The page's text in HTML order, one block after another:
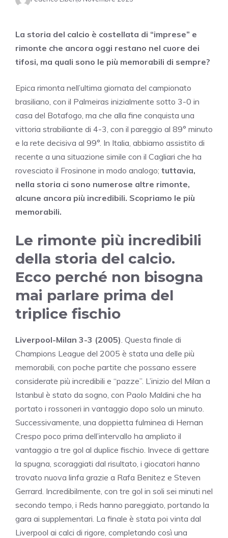
La storia del calcio è costellata di “imprese” e
rimonte che ancora oggi restano nel cuore dei
tifosi, ma quali sono le più memorabili di sempre?
Epica rimonta nell’ultima giornata del campionato
brasiliano, con il Palmeiras inizialmente sotto 3-0 in
casa del Botafogo, ma che alla fine conquista una
vittoria strabiliante di 4-3, con il pareggio al 89° minuto
e la rete decisiva al 99°. In Italia, abbiamo assistito di
recente a una situazione simile con il Cagliari che ha
rovesciato il Frosinone in modo analogo; tuttavia,
nella storia ci sono numerose altre rimonte,
alcune ancora più incredibili. Scopriamo le più
memorabili.
Le rimonte più incredibili
della storia del calcio.
Ecco perché non bisogna
mai parlare prima del
triplice fischio
Liverpool-Milan 3-3 (2005) . Questa finale di
Champions League del 2005 è stata una delle più
memorabili, con poche partite che possano essere
considerate più incredibili e “pazze”. L’inizio del Milan a
Istanbul è stato da sogno, con Paolo Maldini che ha
portato i rossoneri in vantaggio dopo solo un minuto.
Successivamente, una doppietta fulminea di Hernan
Crespo poco prima dell’intervallo ha ampliato il
vantaggio a tre gol al duplice fischio. Invece di gettare
la spugna, scoraggiati dal risultato, i giocatori hanno
trovato nuova linfa grazie a Rafa Benitez e Steven
Gerrard. Incredibilmente, con tre gol in soli sei minuti nel
secondo tempo, i Reds hanno pareggiato, portando la
gara ai supplementari. La finale è stata poi vinta dal
Liverpool ai calci di rigore, completando così una